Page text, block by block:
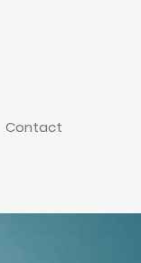
Contact